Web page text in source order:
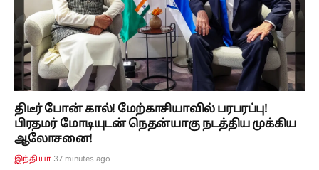
திடீர் போன் கால்! மேற்காசியாவில் பரபரப்பு!
பிரதமர் மோடியுடன் நெதன்யாகு நடத்திய முக்கிய
ஆலோசனை!
இந்தியா 37 minutes ago